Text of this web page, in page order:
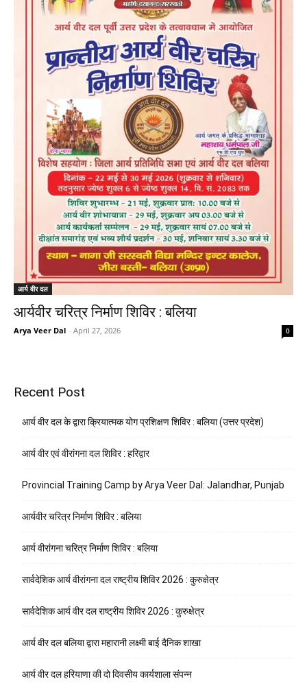
आर्य वीर दल
आर्यवीर चरित्र निर्माण शिविर : बलिया
Arya Veer Dal - April 27, 2026 0
Recent Post
आर्य वीर दल के द्वारा क्रियात्मक योग प्रशिक्षण शिविर : बलिया (उत्तर प्रदेश)
आर्य वीर एवं वीरांगना दल शिविर : हरिद्वार
Provincial Training Camp by Arya Veer Dal: Jalandhar, Punjab
आर्यवीर चरित्र निर्माण शिविर : बलिया
आर्य वीरांगना चरित्र निर्माण शिविर : बलिया
सार्वदेशिक आर्य वीरांगना दल राष्ट्रीय शिविर 2026 : कुरुक्षेत्र
सार्वदेशिक आर्य वीर दल राष्ट्रीय शिविर 2026 : कुरुक्षेत्र
आर्य वीर दल बलिया द्वारा महारानी लक्ष्मी बाई दैनिक शाखा
आर्य वीर दल हरियाणा की दो दिवसीय कार्यशाला संपन्न